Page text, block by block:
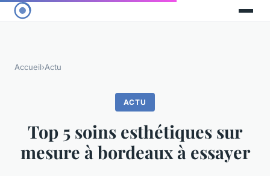
Accueil›Actu
ACTU
Top 5 soins esthétiques sur
mesure à bordeaux à essayer